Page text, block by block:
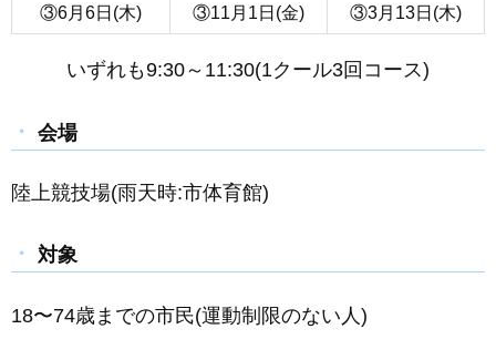
③6月6日(木) ③11月1日(金) ③3月13日(木)
いずれも9:30～11:30(1クール3回コース)
会場
陸上競技場(雨天時:市体育館)
対象
18〜74歳までの市民(運動制限のない人)